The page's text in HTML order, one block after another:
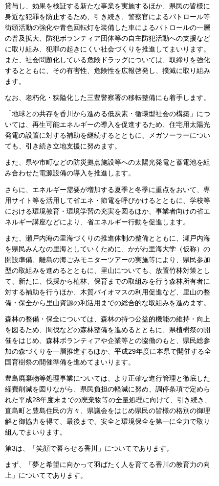
貸与し、効果を検証する新たな事業を実施するほか、県民の皆様に
身近な犯罪を防止するため、引き続き、警察官によるパトロール等
街頭活動の強化や青色回転灯を装備した車によるパトロールの一層
の普及拡大、防犯ボランティア団体等の自主防犯活動への支援など
に取り組み、犯罪の起きにくい社会づくりを推進してまいります。
また、社会問題化している危険ドラッグについては、取締りを強化
するとともに、その有害性、危険性を広報啓発し、撲滅に取り組み
ます。
なお、老朽化・狭隘化した三豊警察署の移転整備にも着手します。
「地球との共存を香川から進める低炭素・循環型社会の構築」につ
いては、再生可能エネルギーの導入を促進するため、住宅用太陽光
発電の設置に対する補助を継続するとともに、メガソーラーについ
ても、引き続き立地支援に努めます。
また、県や市町などの防災拠点施設等への太陽光発電と蓄電池を組
み合わせた電源設備の導入を推進します。
さらに、エネルギー需要が増加する夏季と冬季に重点をおいて、専
用サイト等を活用して省エネ・節電を呼びかけるとともに、学校等
における環境教育・環境学習の充実を図るほか、事業者向けの省エ
ネルギー講座などにより、省エネルギー行動を促進します。
また、瀬戸内海の里海づくりの推進体制の整備とともに、瀬戸内海
を県民みんなの里海としていくために、かがわ里海大学（仮称）の
開設準備、離島の海ごみモニターツアーの実施等により、県民参加
型の取組みを進めるとともに、里山についても、放置竹林対策とし
て、新たに、伐採から植林、保育までの取組みを行う森林所有者に
対する補助を行うほか、木質バイオマスの利用促進など、里山の整
備・保全から里山資源の利活用までの総合的な取組みを進めます。
森林の整備・保全については、森林の持つ公益的機能の維持・向上
を図るため、間伐などの森林整備を進めるとともに、県植樹祭の開
催をはじめ、森林ボランティアや企業等との協働のもと、県民総参
加の森づくりを一層推進するほか、平成29年度に本県で開催する全
国育樹祭の開催準備を進めてまいります。
豊島廃棄物等処理事業については、より正確な進行管理と徹底した
経費削減を図りながら、県民負担の軽減に努め、調停条項で定めら
れた平成28年度末までの廃棄物等の全量処理に向けて、引き続き、
直島町と豊島住民の方々、県議会をはじめ県民の皆様の格別の御理
解と御協力を得て、最後まで、安全と環境保全を第一に全力で取り
組んでまいります。
第3は、「笑顔で暮らせる香川」についてであります。
まず、「夢と希望に向かって羽ばたく人を育てる香川の教育力の向
上」についてであります。